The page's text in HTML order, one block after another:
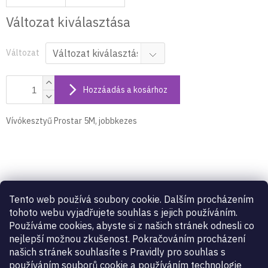
Tento web používá soubory cookie. Dalším procházením
tohoto webu vyjadřujete souhlas s jejich používáním.
Používáme cookies, abyste si z našich stránek odnesli co
nejlepší možnou zkušenost. Pokračováním procházení
našich stránek souhlasíte s Pravidly pro souhlas s
používáním souborů cookie a používáním technologie
Változat kiválasztása
Változat
Hozzáadás a kosárhoz
Vívókesztyű Prostar 5M, jobbkezes
Vívókesztyű Prostar 5M, jobbkezes
Kiegészítő paraméterek